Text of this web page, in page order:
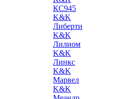
КС945
K&K
Либерти
K&K
Лилиом
K&K
Линкс
K&K
Марвел
K&K